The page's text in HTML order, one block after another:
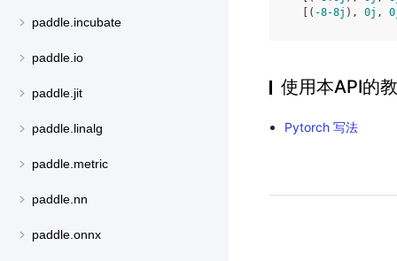
paddle.incubate
paddle.io
paddle.jit
paddle.linalg
paddle.metric
paddle.nn
paddle.onnx
  [(
-8-8j ), 0j ,
使用本API的
Pytorch 写法